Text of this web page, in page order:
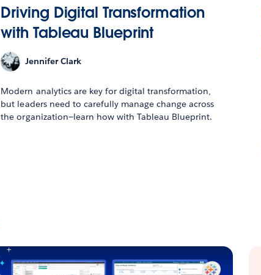
Driving Digital Transformation
with Tableau Blueprint
Jennifer Clark
Modern analytics are key for digital transformation,
but leaders need to carefully manage change across
the organization—learn how with Tableau Blueprint.